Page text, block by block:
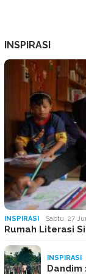
INSPIRASI
INSPIRASI Sabtu, 27
Rumah Literasi
INSPIRASI